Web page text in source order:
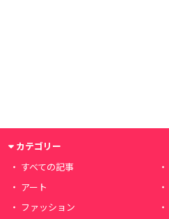
カテゴリー
すべての記事
アート
ファッション